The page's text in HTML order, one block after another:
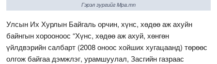
Гэрэл зургийг Mpa.mn
Улсын Их Хурлын Байгаль орчин, хүнс, хөдөө аж ахуйн
байнгын хорооноос “Хүнс, хөдөө аж ахуй, хөнгөн
үйлдвэрийн салбарт (2008 оноос хойших хугацаанд) төрөөс
олгож байгаа дэмжлэг, урамшуулал, Засгийн газраас